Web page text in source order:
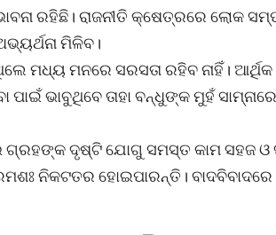
ରହିଛି। ରାଜନୀତି କ୍ଷେତ୍ରରେ ଲୋକ
ମିଳିବ।
ମଧ୍ୟ ମନରେ ସରସତା ରହିବ ନାହିଁ।
ପାଇଁ ଭାବୁଥିବେ ତାହା ବନ୍ଧୁଙ୍କ ମୁହଁ
ଦୃଷ୍ଟି ଯୋଗୁ ସମସ୍ତ କାମ ସହଜ ଓ
ନିକଟତର ହୋଇପାରନ୍ତି।